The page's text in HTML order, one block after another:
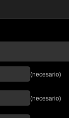
(necesario)
(necesario)